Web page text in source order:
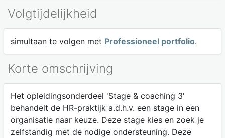
Volgtijdelijkheid
simultaan te volgen met Professioneel portfolio.
Korte omschrijving
Het opleidingsonderdeel 'Stage & coaching 3'
behandelt de HR-praktijk a.d.h.v. een stage in een
organisatie naar keuze. Deze stage kies en zoek je
zelfstandig met de nodige ondersteuning. Deze